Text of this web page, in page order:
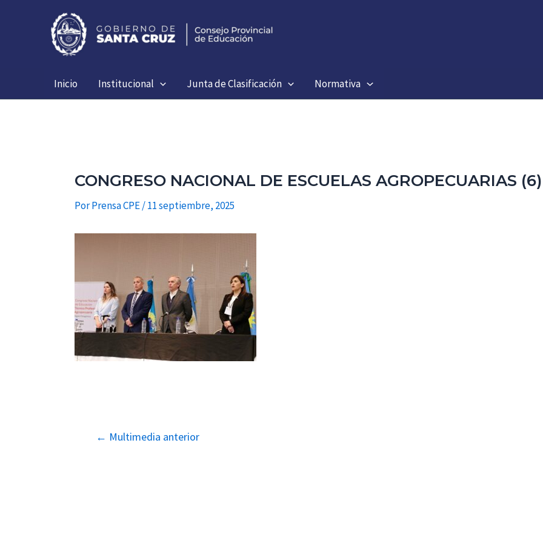
Inicio Institucional Junta de Clasificación Normativa
CONGRESO NACIONAL DE ESCUELAS AGROPECUARIAS (6)
PorPrensa CPE/11 septiembre, 2025
Navegación
← Multimedia anterior